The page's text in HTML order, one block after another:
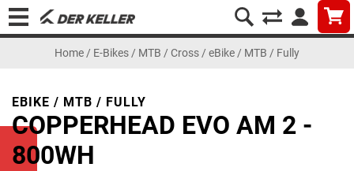
Home / E-Bikes / MTB / Cross / eBike / MTB / Fully
EBIKE / MTB / FULLY
COPPERHEAD EVO AM 2 -
800WH